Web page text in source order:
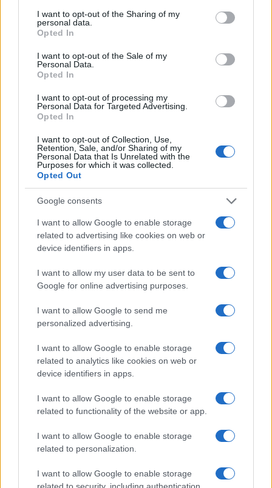
I want to opt-out of the Sharing of my
personal data.
Opted In
I want to opt-out of the Sale of my
Personal Data.
Opted In
I want to opt-out of processing my
Personal Data for Targeted Advertising.
Opted In
I want to opt-out of Collection, Use,
Retention, Sale, and/or Sharing of my
Personal Data that Is Unrelated with the
Purposes for which it was collected.
Opted Out
Google consents
I want to allow Google to enable storage
related to advertising like cookies on web or
device identifiers in apps.
I want to allow my user data to be sent to
Google for online advertising purposes.
I want to allow Google to send me
personalized advertising.
I want to allow Google to enable storage
related to analytics like cookies on web or
device identifiers in apps.
I want to allow Google to enable storage
related to functionality of the website or app.
I want to allow Google to enable storage
related to personalization.
I want to allow Google to enable storage
related to security, including authentication
ministra Elisabetta Trenta
, che dopo aver
auspicato la necessità del rispetto dei diritti delle
minoranze, ha lanciato una frecciata a Crosetto:
“Sono stata ministro della Difesa e conosco i
meccanismi dell’Esercito. Avessi dovuto decidere
libertà di pensiero deve valere per tutti, sia per
coloro che sono favorevoli alle coppie gay e
all’adozione sia per coloro che hanno una idea
della famiglia con papà mamma e figli”.
L’attacco di Sgarbi
Insomma, il caso sta facendo esplodere anche le
stanze dei bottoni del centrodestra. Ed è pure
Vittorio Sgarbi a scavalcare la linea. Prima il critico
d’arte ha parlato di Vannacci “umiliato dalla
: questo non è un
regime, qui è legittimo esprimere idee”. Poi si è
sa meglio di me che quelle misure non possono
venire da un ministro ma da una gerarchia
libro rispecchia le posizioni di molti elettori del
centrodestra e, soprattutto, cosa che si è
sottovalutata, quella della Chiesa”.
A difesa della libertà di espressione,
come già